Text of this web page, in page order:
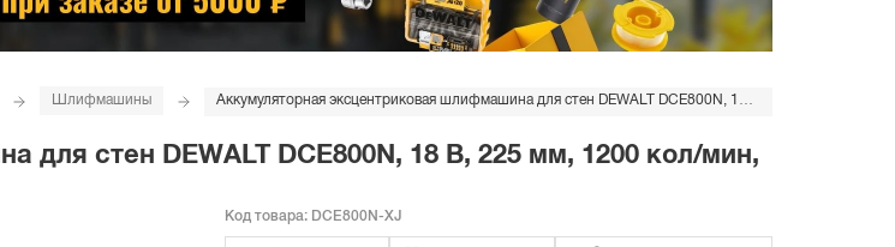
Шлифмашины
стен DEWALT DCE800N, 18 В, 225 мм, 1200 кол/мин,
Код товара: DCE800N-XJ